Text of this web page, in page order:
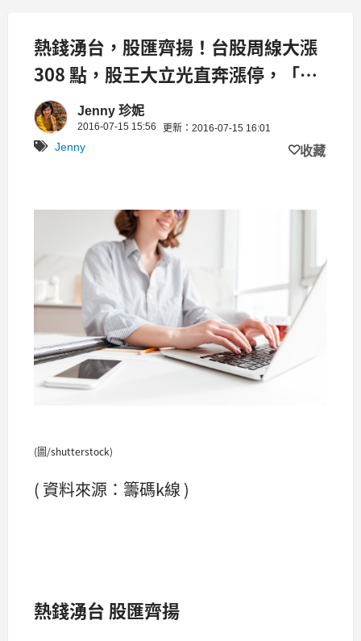
熱錢湧台，股匯齊揚！台股周線大漲
308 點，股王大立光直奔漲停，「蘋
概股」注意囉..
Jenny 珍妮
2016-07-15 15:56 更新：2016-07-15 16:01
Jenny 收藏
(圖/shutterstock)
( 資料來源：籌碼k線 )
熱錢湧台 股匯齊揚